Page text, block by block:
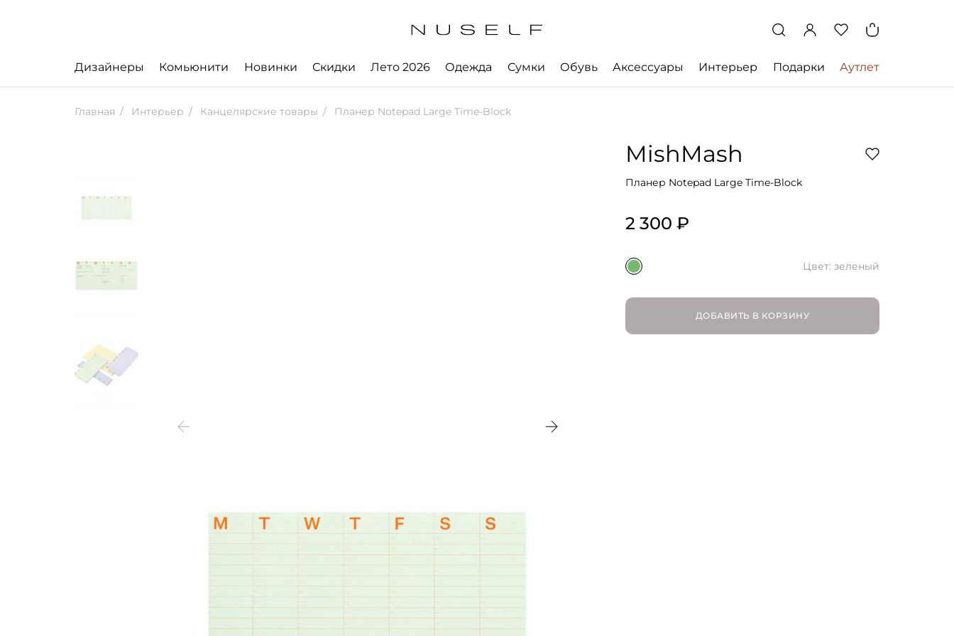
Дизайнеры Комьюнити Новинки Скидки Лето 2026 Одежда Сумки Обувь Аксессуары Интерьер Подарки Аутлет
Главная Интерьер Канцелярские товары Планер Notepad Large Time-Block
MishMash
Планер Notepad Large Time-Block
2 300 ₽
Цвет: зеленый
ДОБАВИТЬ В КОРЗИНУ